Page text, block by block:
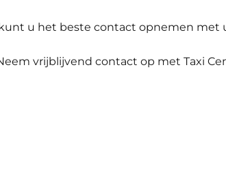
u het beste contact opnemen met
vrijblijvend contact op met Taxi